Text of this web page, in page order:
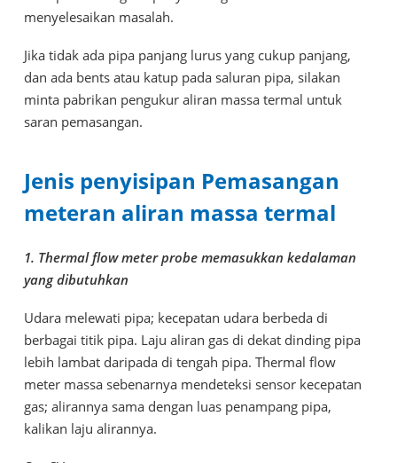
menyelesaikan masalah.
Jika tidak ada pipa panjang lurus yang cukup panjang,
dan ada bents atau katup pada saluran pipa, silakan
minta pabrikan pengukur aliran massa termal untuk
saran pemasangan.
Jenis penyisipan Pemasangan
meteran aliran massa termal
1. Thermal flow meter probe memasukkan kedalaman
yang dibutuhkan
Udara melewati pipa; kecepatan udara berbeda di
berbagai titik pipa. Laju aliran gas di dekat dinding pipa
lebih lambat daripada di tengah pipa. Thermal flow
meter massa sebenarnya mendeteksi sensor kecepatan
gas; alirannya sama dengan luas penampang pipa,
kalikan laju alirannya.